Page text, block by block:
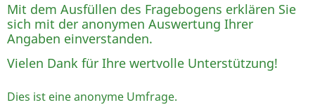
Mit dem Ausfüllen des Fragebogens erklären Sie
sich mit der anonymen Auswertung Ihrer
Angaben einverstanden.
Vielen Dank für Ihre wertvolle Unterstützung!
Dies ist eine anonyme Umfrage.